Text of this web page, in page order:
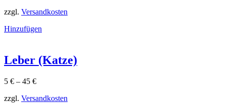
zzgl. Versandkosten
Hinzufügen
Leber (Katze)
5 € – 45 €
zzgl. Versandkosten